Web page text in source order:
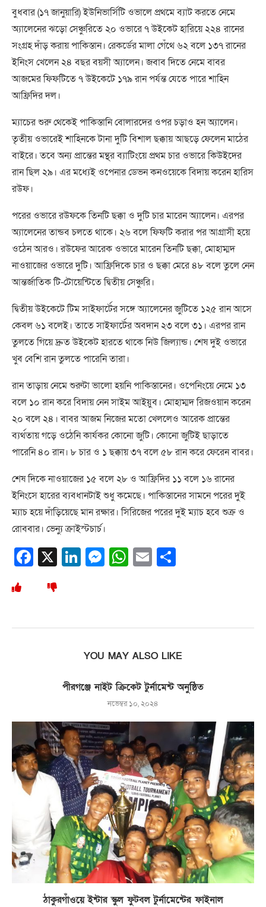
বুধবার (১৭ জানুয়ারি) ইউনিভার্সিটি ওভালে প্রথমে ব্যাট করতে নেমে
অ্যালেনের ঝড়ো সেঞ্চুরিতে ২০ ওভারে ৭ উইকেট হারিয়ে ২২৪ রানের
সংগ্রহ দাঁড় করায় পাকিস্তান। রেকর্ডের মালা গেঁথে ৬২ বলে ১৩৭ রানের
ইনিংস খেলেন ২৪ বছর বয়সী অ্যালেন। জবাব দিতে নেমে বাবর
আজমের ফিফটিতে ৭ উইকেটে ১৭৯ রান পর্যন্ত যেতে পারে শাহিন
আফ্রিদির দল।
ম্যাচের শুরু থেকেই পাকিস্তানি বোলারদের ওপর চড়াও হন অ্যালেন।
তৃতীয় ওভারেই শাহিনকে টানা দুটি বিশাল ছক্কায় আছড়ে ফেলেন মাঠের
বাইরে। তবে অন্য প্রান্তের মন্থর ব্যাটিংয়ে প্রথম চার ওভারে কিউইদের
রান ছিল ২৯। এর মধ্যেই ওপেনার ডেভন কনওয়েকে বিদায় করেন হারিস
রউফ।
পরের ওভারে রউফকে তিনটি ছক্কা ও দুটি চার মারেন অ্যালেন। এরপর
অ্যালেনের তান্ডব চলতে থাকে। ২৬ বলে ফিফটি করার পর আগ্রাসী হয়ে
ওঠেন আরও। রউফের আরেক ওভারে মারেন তিনটি ছক্কা, মোহাম্মদ
নাওয়াজের ওভারে দুটি। আফ্রিদিকে চার ও ছক্কা মেরে ৪৮ বলে তুলে নেন
আন্তর্জাতিক টি-টোয়েন্টিতে দ্বিতীয় সেঞ্চুরি।
দ্বিতীয় উইকেটে টিম সাইফার্টের সঙ্গে অ্যালেনের জুটিতে ১২৫ রান আসে
কেবল ৬১ বলেই। তাতে সাইফার্টের অবদান ২৩ বলে ৩১। এরপর রান
তুলতে গিয়ে দ্রুত উইকেট হারতে থাকে নিউ জিল্যান্ড। শেষ দুই ওভারে
খুব বেশি রান তুলতে পারেনি তারা।
রান তাড়ায় নেমে শুরুটা ভালো হয়নি পাকিস্তানের। ওপেনিংয়ে নেমে ১৩
বলে ১০ রান করে বিদায় নেন সাইম আইয়ুব। মোহাম্মদ রিজওয়ান করেন
২০ বলে ২৪। বাবর আজম নিজের মতো খেললেও আরেক প্রান্তের
ব্যর্থতায় গড়ে ওঠেনি কার্যকর কোনো জুটি। কোনো জুটিই ছাড়াতে
পারেনি ৪০ রান। ৮ চার ও ১ ছক্কায় ৩৭ বলে ৫৮ রান করে ফেরেন বাবর।
শেষ দিকে নাওয়াজের ১৫ বলে ২৮ ও আফ্রিদির ১১ বলে ১৬ রানের
ইনিংসে হারের ব্যবধানটাই শুধু কমেছে। পাকিস্তানের সামনে পরের দুই
ম্যাচ হয়ে দাঁড়িয়েছে মান রক্ষার। সিরিজের পরের দুই ম্যাচ হবে শুক্র ও
রোববার। ভেন্যু ক্রাইস্টচার্চ।
Facebook
X LinkedIn
Messenger
WhatsApp
Email
YOU MAY ALSO LIKE
পীরগঞ্জে নাইট ক্রিকেট টুর্নামেন্ট অনুষ্ঠিত
নভেম্বর ১০, ২০২৪
ঠাকুরগাঁওয়ে ইন্টার স্কুল ফুটবল টুর্নামেন্টের ফাইনাল